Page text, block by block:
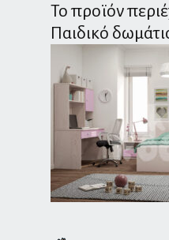
Το προϊόν
Παιδικό